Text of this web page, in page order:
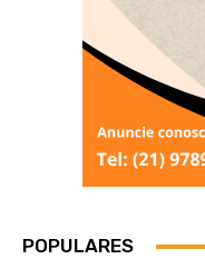
POPULARES